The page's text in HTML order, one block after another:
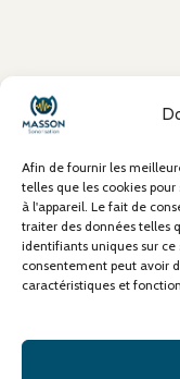
Afin de fournir les
telles que les cookies
à l'appareil. Le fait de
traiter des données telles
identifiants uniques sur ce
consentement peut avoir
caractéristiques et